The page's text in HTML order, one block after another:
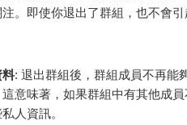
。即使你退出了群組，也不會引
料: 退出群組後，群組成員不再能
意味著，如果群組中有其他成員
人資訊。